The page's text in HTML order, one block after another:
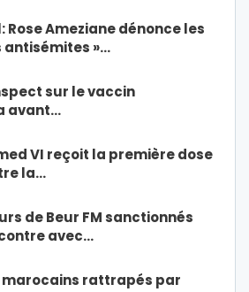
Rose Ameziane dénonce les
antisémites »…
sur le vaccin
avant…
VI reçoit la première dose
la…
de Beur FM sanctionnés
avec…
marocains rattrapés par